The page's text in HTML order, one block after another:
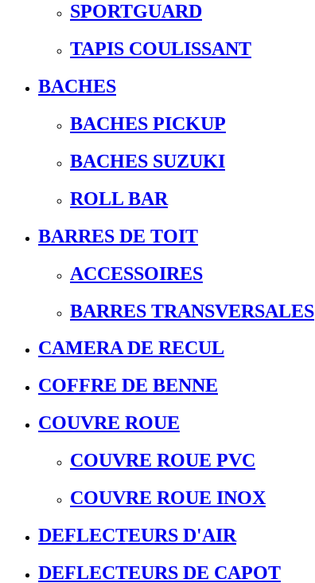
SPORTGUARD
TAPIS COULISSANT
BACHES
BACHES PICKUP
BACHES SUZUKI
ROLL BAR
BARRES DE TOIT
ACCESSOIRES
BARRES TRANSVERSALES
CAMERA DE RECUL
COFFRE DE BENNE
COUVRE ROUE
COUVRE ROUE PVC
COUVRE ROUE INOX
DEFLECTEURS D'AIR
DEFLECTEURS DE CAPOT